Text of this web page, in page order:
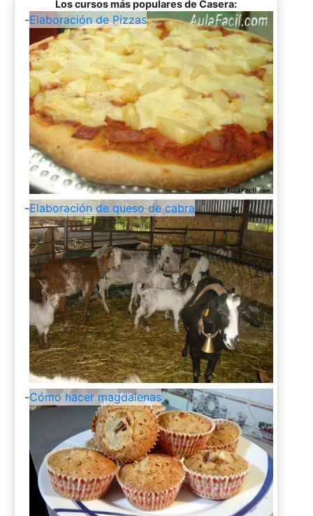
Los cursos más populares de Casera:
-Elaboración de Pizzas
-Elaboración de queso de cabra
-Cómo hacer magdalenas